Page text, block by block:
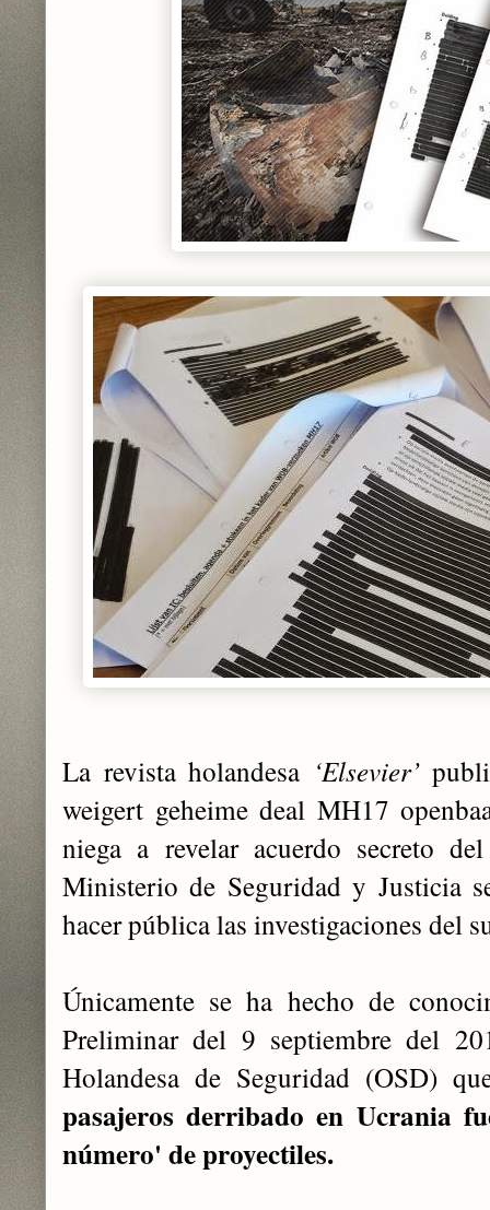
La revista holandesa ‘Elsevier’
weigert geheime deal MH17
niega a revelar acuerdo secreto
Ministerio de Seguridad y Justicia
hacer pública las investigaciones del
Únicamente se ha hecho de
Preliminar del 9 septiembre del
Holandesa de Seguridad (OSD)
pasajeros derribado en Ucrania
número' de proyectiles.